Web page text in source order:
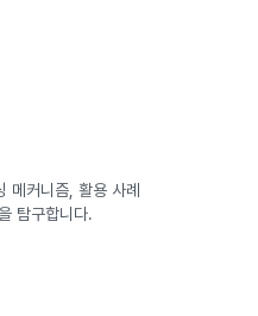
메커니즘, 활용 사례
탐구합니다.